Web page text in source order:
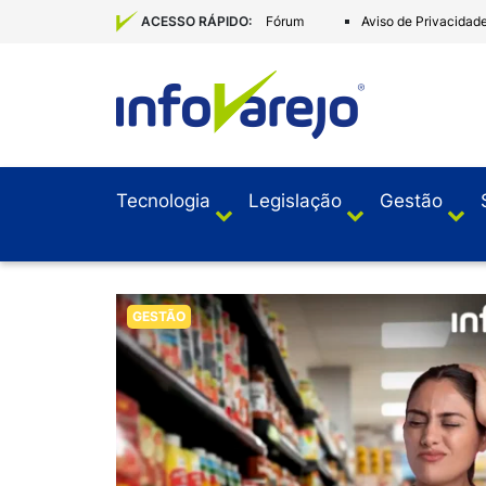
ACESSO RÁPIDO: Fórum Aviso de
Tecnologia Legislação Gestão
GESTÃO